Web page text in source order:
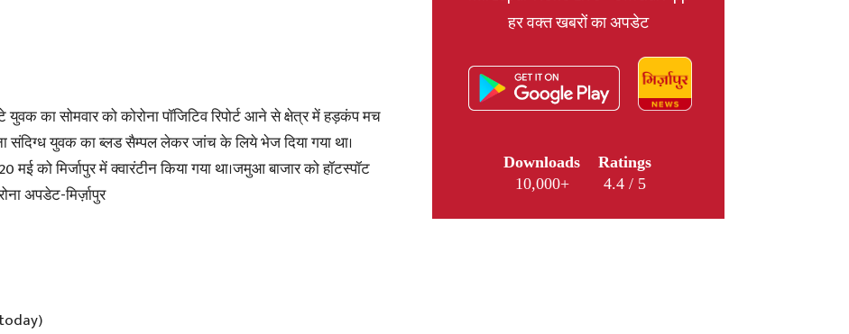
का सोमवार को कोरोना पॉजिटिव रिपोर्ट आने से क्षेत्र में हड़कंप मच
संदिग्ध युवक का ब्लड सैम्पल लेकर जांच के लिये भेज दिया गया था।
मई को मिर्जापुर में क्वारंटीन किया गया था।जमुआ बाजार को हॉटस्पॉट
अपडेट-मिर्ज़ापुर
हर वक्त खबरों का अपडेट
Downloads
10,000+
Ratings
4.4 / 5